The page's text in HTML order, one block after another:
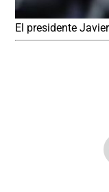
El presidente